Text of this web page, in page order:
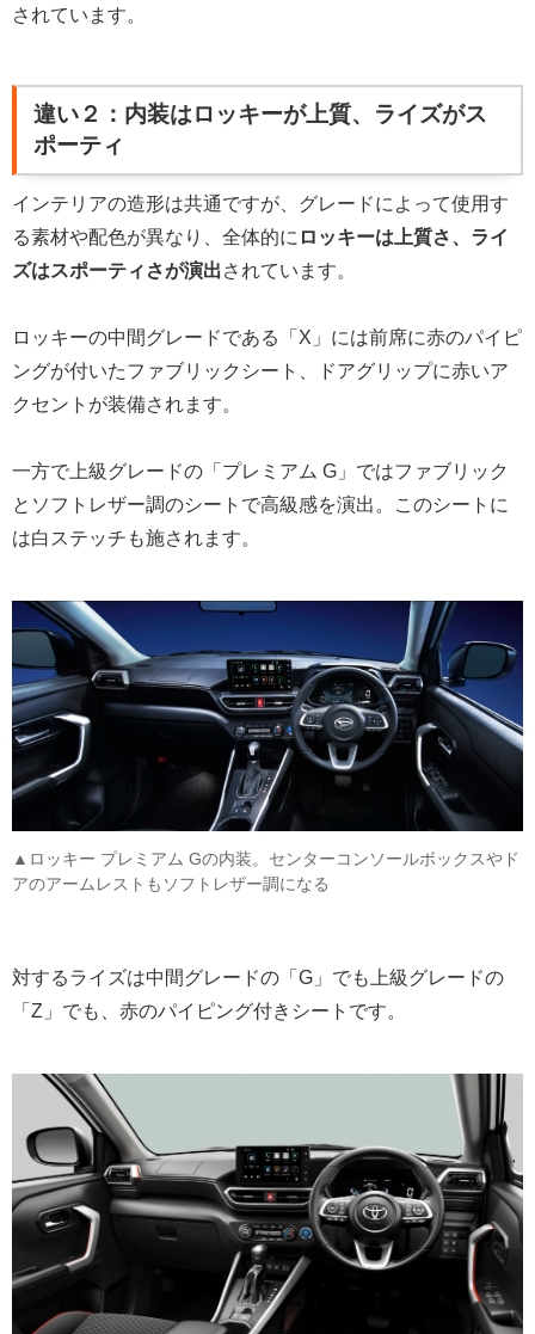
されています。
違い２：内装はロッキーが上質、ライズがス
ポーティ
インテリアの造形は共通ですが、グレードによって使用す
る素材や配色が異なり、全体的に ロッキーは上質さ、ライ
ズはスポーティさが演出されています。
ロッキーの中間グレードである「X」には前席に赤のパイピ
ングが付いたファブリックシート、ドアグリップに赤いア
クセントが装備されます。
一方で上級グレードの「プレミアム G」ではファブリック
とソフトレザー調のシートで高級感を演出。このシートに
は白ステッチも施されます。
▲ロッキー プレミアム Gの内装。センターコンソールボックスやド
アのアームレストもソフトレザー調になる
対するライズは中間グレードの「G」でも上級グレードの
「Z」でも、赤のパイピング付きシートです。